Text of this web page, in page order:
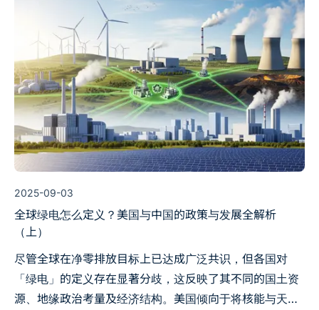
2025-09-03
全球绿电怎么定义？美国与中国的政策与发展全解析
（上）
尽管全球在净零排放目标上已达成广泛共识，但各国对
「绿电」的定义存在显著分歧，这反映了其不同的国土资
源、地缘政治考量及经济结构。美国倾向于将核能与天然